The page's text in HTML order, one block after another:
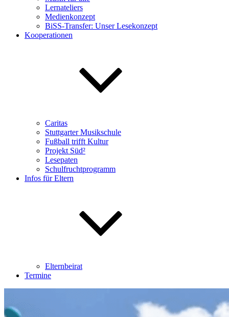
Lernateliers
Medienkonzept
BiSS-Transfer: Unser Lesekonzept
Kooperationen
Caritas
Stuttgarter Musikschule
Fußball trifft Kultur
Projekt Süd²
Lesepaten
Schulfruchtprogramm
Infos für Eltern
Elternbeirat
Termine